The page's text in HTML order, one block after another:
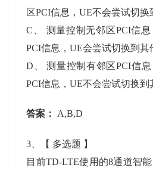
区PCI信息，UE不会尝试切换
C
测量控制无邻区PCI信
PCI信息，UE会尝试切换到其
D 、测量控制有邻区PCI信
PCI信息，UE不会尝试切换到
答案： A,B,D
3 、【 多选题 】
目前TD-LTE使用的8通道智